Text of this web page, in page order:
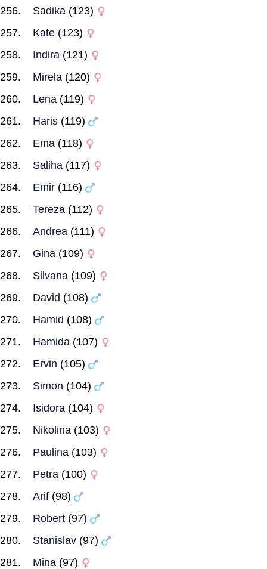
Sadika (123)
Kate (123)
Indira (121)
Mirela (120)
Lena (119)
Haris (119)
Ema (118)
Saliha (117)
Emir (116)
Tereza (112)
Andrea (111)
Gina (109)
Silvana (109)
David (108)
Hamid (108)
Hamida (107)
Ervin (105)
Simon (104)
Isidora (104)
Nikolina (103)
Paulina (103)
Petra (100)
Arif (98)
Robert (97)
Stanislav (97)
Mina (97)